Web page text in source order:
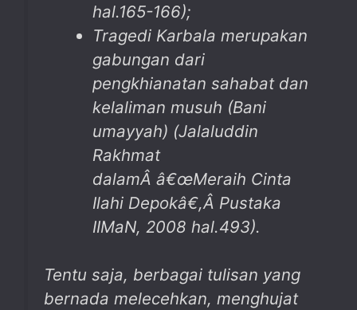
hal.165-166);
Tragedi Karbala merupakan
gabungan dari
pengkhianatan sahabat dan
kelaliman musuh (Bani
umayyah) (Jalaluddin
Rakhmat
dalamÂâ€œMeraih Cinta
Ilahi Depokâ€,Â Pustaka
IIMaN, 2008 hal.493).
Tentu saja, berbagai tulisan yang
bernada melecehkan, menghujat